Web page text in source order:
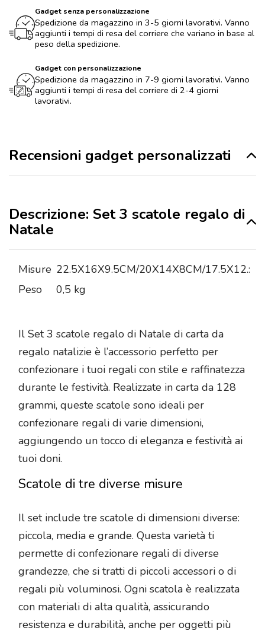
Gadget senza personalizzazione
Spedizione da magazzino in 3-5 giorni lavorativi. Vanno
aggiunti i tempi di resa del corriere che variano in base al
peso della spedizione.
Gadget con personalizzazione
Spedizione da magazzino in 7-9 giorni lavorativi. Vanno
aggiunti i tempi di resa del corriere di 2-4 giorni
lavorativi.
Recensioni gadget personalizzati
Descrizione: Set 3 scatole regalo di
Natale
Misure 22.5X16X9.5CM/20X14X8CM/17.5X12.:
Peso
0,5 kg
Il Set 3 scatole regalo di Natale di carta da
regalo natalizie è l’accessorio perfetto per
confezionare i tuoi regali con stile e raffinatezza
durante le festività. Realizzate in carta da 128
grammi, queste scatole sono ideali per
confezionare regali di varie dimensioni,
aggiungendo un tocco di eleganza e festività ai
tuoi doni.
Scatole di tre diverse misure
Il set include tre scatole di dimensioni diverse:
piccola, media e grande. Questa varietà ti
permette di confezionare regali di diverse
grandezze, che si tratti di piccoli accessori o di
regali più voluminosi. Ogni scatola è realizzata
con materiali di alta qualità, assicurando
resistenza e durabilità, anche per oggetti più